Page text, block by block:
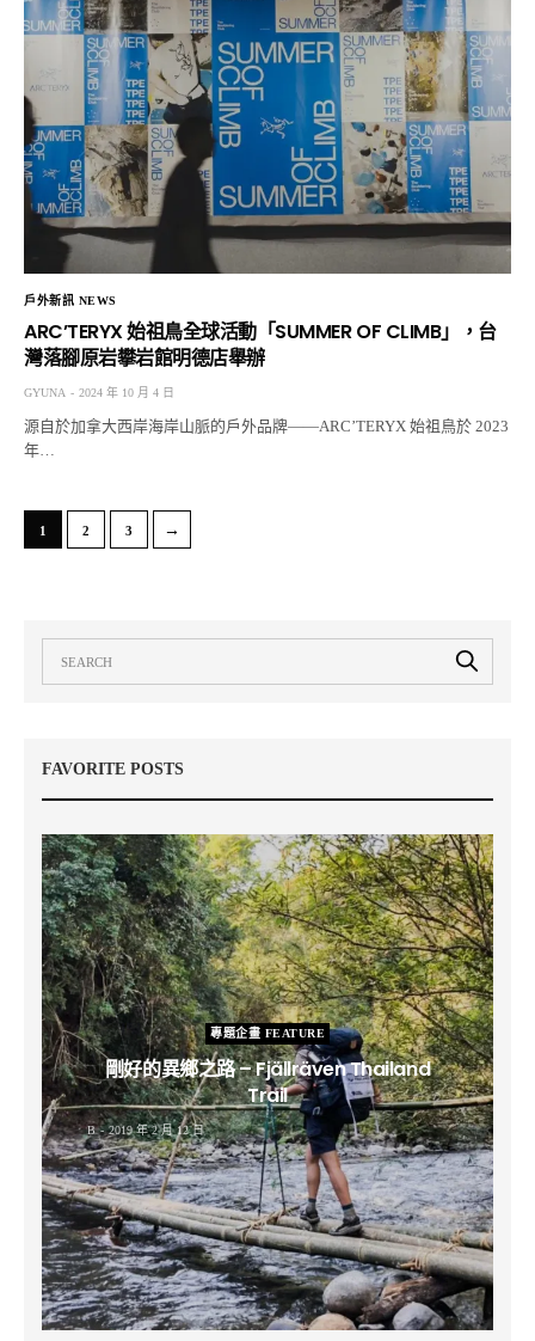
戶外新訊 NEWS
ARC’TERYX 始祖鳥全球活動「SUMMER OF CLIMB」，台
灣落腳原岩攀岩館明德店舉辦
GYUNA 2024 年 10 月 4 日
源⾃於加拿⼤⻄岸海岸⼭脈的⼾外品牌——ARC’TERYX 始祖⿃於 2023
年…
1 2 3 →
FAVORITE POSTS
專題企畫 FEATURE
剛好的異鄉之路 – Fjällräven Thailand
Trail
B 2019 年 2 月 12 日